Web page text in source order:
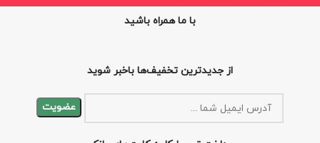
با ما همراه باشید
از جدیدترین تخفیف‌ها باخبر شوید